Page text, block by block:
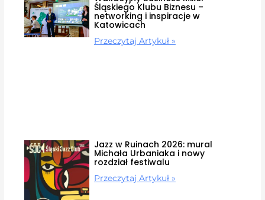
Śląskiego Klubu Biznesu –
networking i inspiracje w
Katowicach
Przeczytaj Artykuł »
Jazz w Ruinach 2026: mural
Michała Urbaniaka i nowy
rozdział festiwalu
Przeczytaj Artykuł »